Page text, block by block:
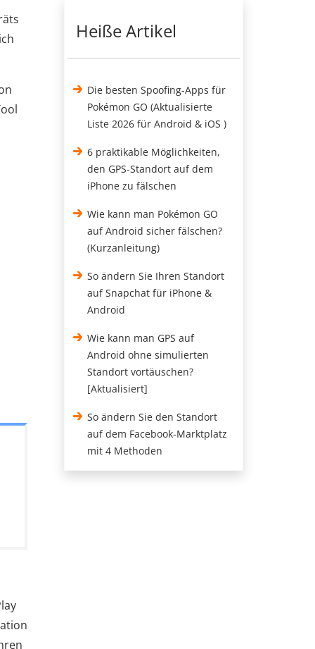
Heiße Artikel
Die besten Spoofing-Apps für
Pokémon GO (Aktualisierte
Liste 2026 für Android & iOS )
6 praktikable Möglichkeiten,
den GPS-Standort auf dem
iPhone zu fälschen
Wie kann man Pokémon GO
auf Android sicher fälschen?
(Kurzanleitung)
So ändern Sie Ihren Standort
auf Snapchat für iPhone &
Android
Wie kann man GPS auf
Android ohne simulierten
Standort vortäuschen?
[Aktualisiert]
So ändern Sie den Standort
auf dem Facebook-Marktplatz
mit 4 Methoden